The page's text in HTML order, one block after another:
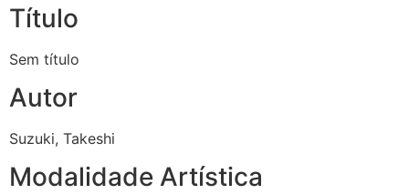
Título
Sem título
Autor
Suzuki, Takeshi
Modalidade Artística